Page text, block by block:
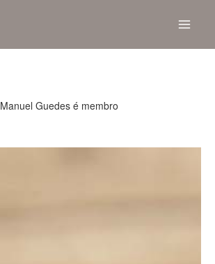
Manuel Guedes é membro